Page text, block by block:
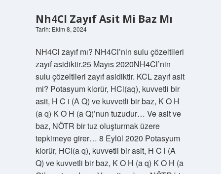
Nh4Cl Zayıf Asit Mi Baz Mı
Tarih: Ekim 8, 2024
NH4Cl zayıf mı? NH4Cl’nin sulu çözeltileri
zayıf asidiktir.25 Mayıs 2020NH4Cl’nin
sulu çözeltileri zayıf asidiktir. KCL zayıf asit
mi? Potasyum klorür, HCl(aq), kuvvetli bir
asit, H C i (A Q) ve kuvvetli bir baz, K O H
(a q) K O H (a Q)’nun tuzudur… Ve asit ve
baz, NÖTR bir tuz oluşturmak üzere
tepkimeye girer… 8 Eylül 2020 Potasyum
klorür, HCl(a q), kuvvetli bir asit, H C i (A
Q) ve kuvvetli bir baz, K O H (a q) K O H (a